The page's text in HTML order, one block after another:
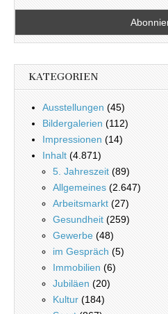
KATEGORIEN
Ausstellungen (45)
Bildergalerien (112)
Impressionen (14)
Inhalt (4.871)
5. Jahreszeit (89)
Allgemeines (2.647)
Arbeitsmarkt (27)
Gesundheit (259)
Gewerbe (48)
im Gespräch (5)
Immobilien (6)
Jubiläen (20)
Kultur (184)